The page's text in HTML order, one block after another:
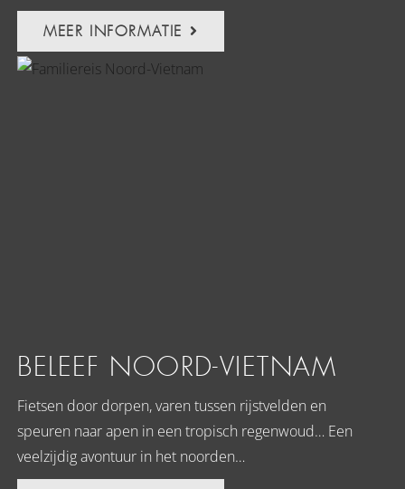
MEER INFORMATIE
BELEEF NOORD-VIETNAM
Fietsen door dorpen, varen tussen rijstvelden en
speuren naar apen in een tropisch regenwoud… Een
veelzijdig avontuur in het noorden…